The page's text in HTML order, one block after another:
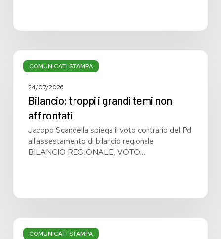
COMUNICATI STAMPA
Bilancio:
troppi
grandi
affrontati
24/07/2026
Bilancio: troppi i grandi temi non
affrontati
Jacopo Scandella spiega il voto contrario del Pd
all'assestamento di bilancio regionale
BILANCIO REGIONALE, VOTO…
COMUNICATI STAMPA
Bilancio
regionale: